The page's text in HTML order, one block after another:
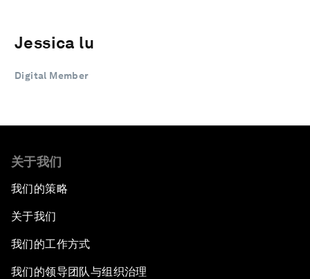
Jessica lu
Digital Member
关于我们
我们的策略
关于我们
我们的工作方式
我们的领导团队与组织治理